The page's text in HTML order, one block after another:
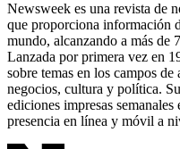
Newsweek es una revista de
que proporciona información
mundo, alcanzando a más de
Lanzada por primera vez en
sobre temas en los campos
negocios, cultura y política.
ediciones impresas
presencia en línea y móvil a